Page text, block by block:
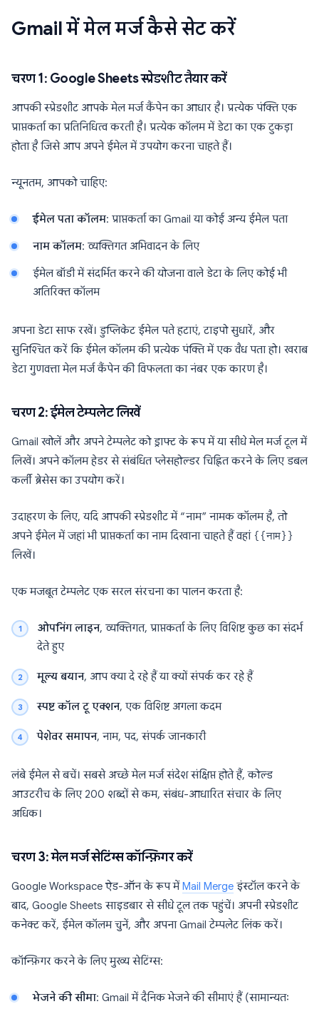
Gmail में मेल मर्ज कैसे सेट करें
चरण 1: Google Sheets स्प्रेडशीट तैयार करें
आपकी स्प्रेडशीट आपके मेल मर्ज कैंपेन का आधार है। प्रत्येक पंक्ति एक
प्राप्तकर्ता का प्रतिनिधित्व करती है। प्रत्येक कॉलम में डेटा का एक टुकड़ा
होता है जिसे आप अपने ईमेल में उपयोग करना चाहते हैं।
न्यूनतम, आपको चाहिए:
ईमेल पता कॉलम: प्राप्तकर्ता का Gmail या कोई अन्य ईमेल पता
नाम कॉलम: व्यक्तिगत अभिवादन के लिए
ईमेल बॉडी में संदर्भित करने की योजना वाले डेटा के लिए कोई भी
अतिरिक्त कॉलम
अपना डेटा साफ रखें। डुप्लिकेट ईमेल पते हटाएं, टाइपो सुधारें, और
सुनिश्चित करें कि ईमेल कॉलम की प्रत्येक पंक्ति में एक वैध पता हो। खराब
डेटा गुणवत्ता मेल मर्ज कैंपेन की विफलता का नंबर एक कारण है।
चरण 2: ईमेल टेम्पलेट लिखें
Gmail खोलें और अपने टेम्पलेट को ड्राफ्ट के रूप में या सीधे मेल मर्ज टूल में
लिखें। अपने कॉलम हेडर से संबंधित प्लेसहोल्डर चिह्नित करने के लिए डबल
कर्ली ब्रेसेस का उपयोग करें।
उदाहरण के लिए, यदि आपकी स्प्रेडशीट में “नाम” नामक कॉलम है, तो
अपने ईमेल में जहां भी प्राप्तकर्ता का नाम दिखाना चाहते हैं वहां {{नाम}}
लिखें।
एक मजबूत टेम्पलेट एक सरल संरचना का पालन करता है:
ओपनिंग लाइन, व्यक्तिगत, प्राप्तकर्ता के लिए विशिष्ट कुछ का संदर्भ
देते हुए
मूल्य बयान, आप क्या दे रहे हैं या क्यों संपर्क कर रहे हैं
स्पष्ट कॉल टू एक्शन, एक विशिष्ट अगला कदम
पेशेवर समापन, नाम, पद, संपर्क जानकारी
लंबे ईमेल से बचें। सबसे अच्छे मेल मर्ज संदेश संक्षिप्त होते हैं, कोल्ड
आउटरीच के लिए 200 शब्दों से कम, संबंध-आधारित संचार के लिए
अधिक।
चरण 3: मेल मर्ज सेटिंग्स कॉन्फ़िगर करें
Google Workspace ऐड-ऑन के रूप में Mail Merge इंस्टॉल करने के
बाद, Google Sheets साइडबार से सीधे टूल तक पहुंचें। अपनी स्प्रेडशीट
कनेक्ट करें, ईमेल कॉलम चुनें, और अपना Gmail टेम्पलेट लिंक करें।
कॉन्फ़िगर करने के लिए मुख्य सेटिंग्स:
भेजने की सीमा: Gmail में दैनिक भेजने की सीमाएं हैं (सामान्यतः